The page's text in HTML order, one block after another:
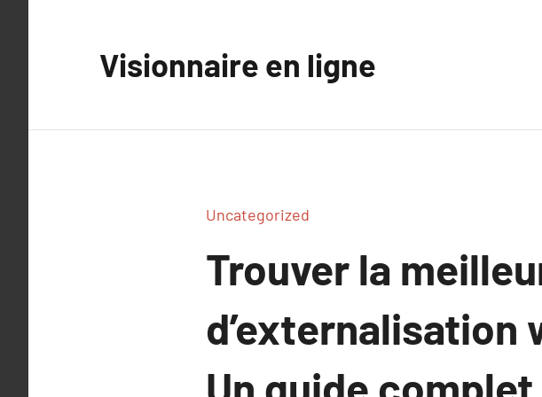
Visionnaire en ligne
Uncategorized
Trouver la
d’externalisation